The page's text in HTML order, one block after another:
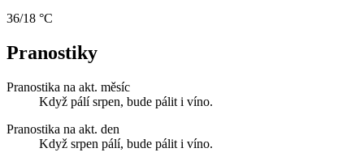
36/18 °C
Pranostiky
Pranostika na akt. měsíc
Když pálí srpen, bude pálit i víno.
Pranostika na akt. den
Když srpen pálí, bude pálit i víno.